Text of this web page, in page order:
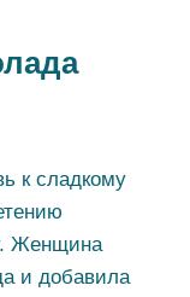
к сладкому
Женщина
и добавила